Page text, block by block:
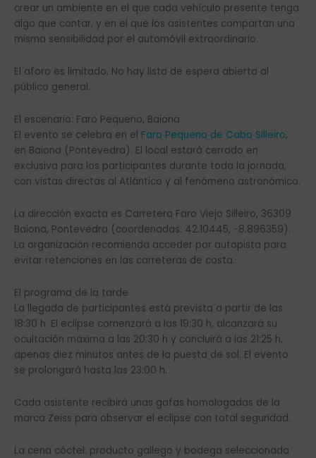
crear un ambiente en el que cada vehículo presente tenga
algo que contar, y en el que los asistentes compartan una
misma sensibilidad por el automóvil extraordinario.
El aforo es limitado. No hay lista de espera abierta al
público general.
El escenario: Faro Pequeno, Baiona
El evento se celebra en el Faro Pequeno de Cabo Silleiro,
en Baiona (Pontevedra). El local estará cerrado en
exclusiva para los participantes durante toda la jornada,
con vistas directas al Atlántico y al fenómeno astronómico.
La dirección exacta es Carretera Faro Viejo Silleiro, 36309
Baiona, Pontevedra (coordenadas: 42.10445, -8.896359).
La organización recomienda acceder por autopista para
evitar retenciones en las carreteras de costa.
El programa de la tarde
La llegada de participantes está prevista a partir de las
18:30 h. El eclipse comenzará a las 19:30 h, alcanzará su
ocultación máxima a las 20:30 h y concluirá a las 21:25 h,
apenas diez minutos antes de la puesta de sol. El evento
se prolongará hasta las 23:00 h.
Cada asistente recibirá unas gafas homologadas de la
marca Zeiss para observar el eclipse con total seguridad.
La cena cóctel: producto gallego y bodega seleccionada